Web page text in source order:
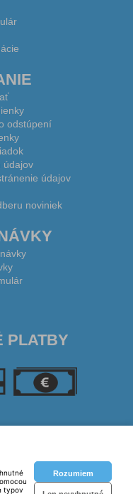
odstúpení
údajov
údajov
noviniek
PLATBY
typov
Rozumiem